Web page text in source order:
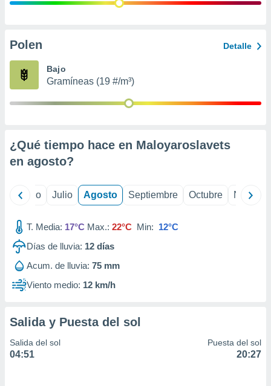
publicidad
de
Polen Detalle
Bajo
Gramíneas (19 #/m³)
¿Qué tiempo hace en Maloyaroslavets
en agosto?
Junio Julio Agosto Septiembre Octubre
T. Media: 17°C Max.: 22°C Min: 12°C
Días de lluvia: 12 días
Acum. de lluvia: 75 mm
Viento medio: 12 km/h
Salida y Puesta del sol
Salida del sol
04:51
Puesta del sol
20:27